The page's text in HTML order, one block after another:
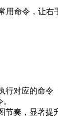
命令，让右
对应的命令
奏，显著提